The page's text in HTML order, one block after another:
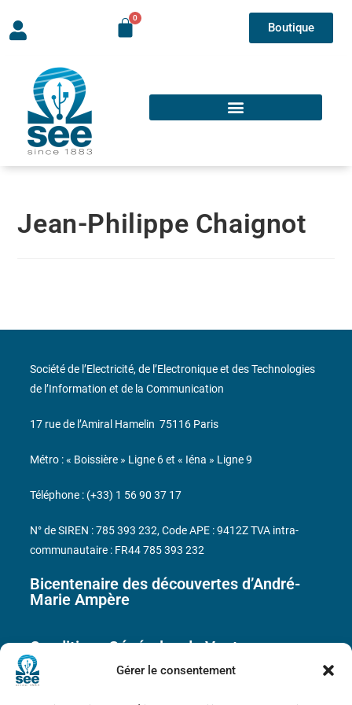
Gérer le consentement
Boutique
Jean-Philippe Chaignot
Bicentenaire des découvertes d’André-
Marie Ampère
Conditions Générales de Vente
Société de l’Electricité, de l’Electronique et des Technologies
de l’Information et de la Communication
17 rue de l’Amiral Hamelin 75116 Paris
Métro : « Boissière » Ligne 6 et « Iéna » Ligne 9
Téléphone : (+33) 1 56 90 37 17
N° de SIREN : 785 393 232, Code APE : 9412Z TVA intra-
communautaire : FR44 785 393 232